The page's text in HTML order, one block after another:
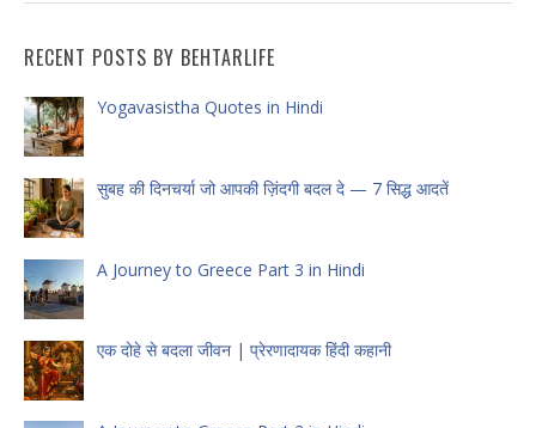
RECENT POSTS BY BEHTARLIFE
Yogavasistha Quotes in Hindi
सुबह की दिनचर्या जो आपकी ज़िंदगी बदल दे — 7 सिद्ध आदतें
A Journey to Greece Part 3 in Hindi
एक दोहे से बदला जीवन | प्रेरणादायक हिंदी कहानी